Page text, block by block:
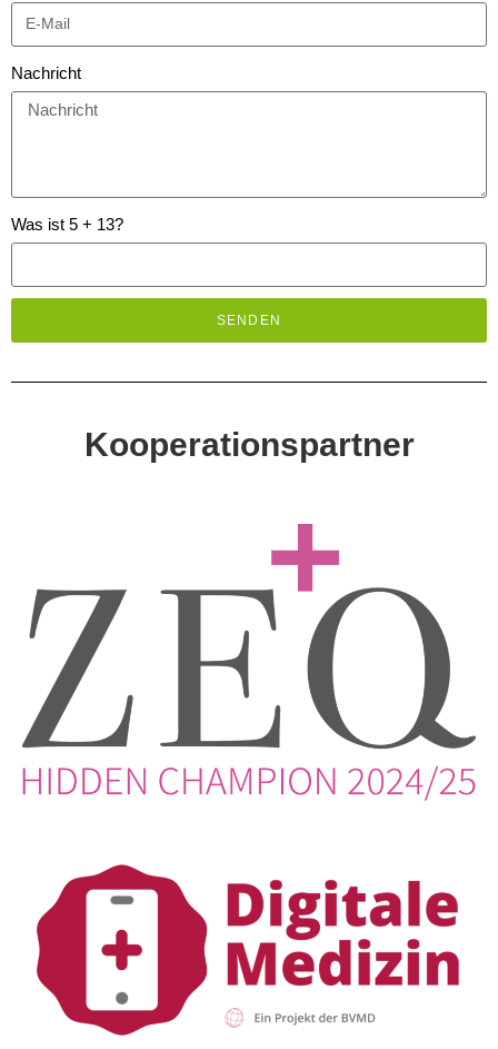
Nachricht
Was ist 5 + 13?
SENDEN
Kooperationspartner